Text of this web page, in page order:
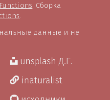
. Сборка
данные и не
unsplash Д.Г.
inaturalist